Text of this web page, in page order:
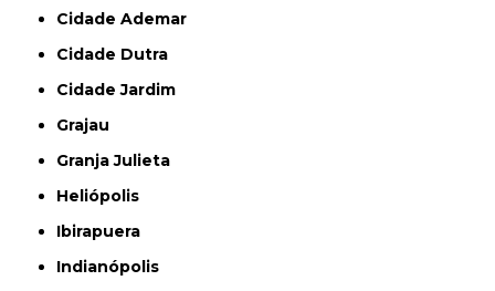
Cidade Ademar
Cidade Dutra
Cidade Jardim
Grajau
Granja Julieta
Heliópolis
Ibirapuera
Indianópolis